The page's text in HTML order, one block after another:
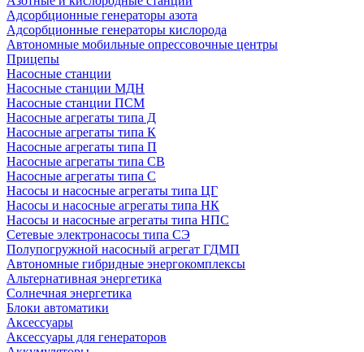
Адсорбционные генераторы азота
Адсорбционные генераторы кислорода
Автономные мобильные опрессовочные центры
Прицепы
Насосные станции
Насосные станции МДН
Насосные станции ПСМ
Насосные агрегаты типа Д
Насосные агрегаты типа К
Насосные агрегаты типа П
Насосные агрегаты типа СВ
Насосные агрегаты типа С
Насосы и насосные агрегаты типа ЦГ
Насосы и насосные агрегаты типа НК
Насосы и насосные агрегаты типа НПС
Сетевые электронасосы типа СЭ
Полупогружной насосный агрегат ГДМП
Автономные гибридные энергокомплексы
Альтернативная энергетика
Солнечная энергетика
Блоки автоматики
Аксессуары
Аксессуары для генераторов